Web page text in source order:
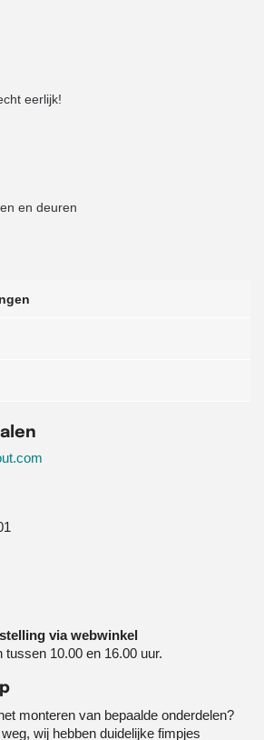
eerlijk!
en deuren
via webwinkel
10.00 en 16.00 uur.
monteren van bepaalde onderdelen?
wij hebben duidelijke fimpjes